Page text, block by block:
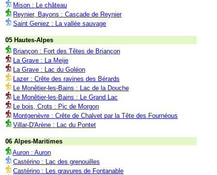
Mison : Le château
Reynier, Bayons : Cascade de Reynier
Saint Geniez : La vallée sauvage
05 Hautes-Alpes
Briançon : Fort des Têtes de Briançon
La Grave : La Meije
La Grave : Lac du Goléon
Lazer : Crête des ravines des Bérards
Le Monêtier-les-Bains : Lac de la Douche
Le Monêtier-les-Bains : Le Grand Lac
Le bois, Crots : Pic de Morgon
Montgenèvre : Crête de Chalvet par la Tête des Fournéous
Villar-D'Arène : Lac du Pontet
06 Alpes-Maritimes
Auron : Auron
Castérino : Lac des grenouilles
Castérino : Les gravures de Fontanable